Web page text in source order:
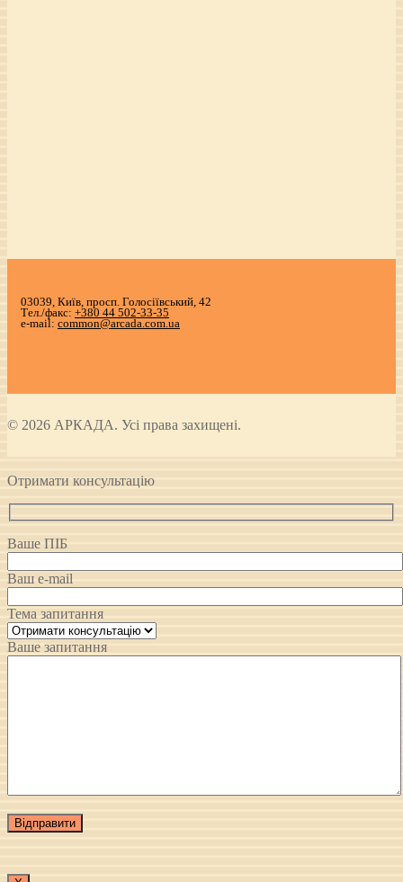
03039, Київ, просп. Голосіївський, 42
Тел./факс: +380 44 502-33-35
e-mail: common@arcada.com.ua
© 2026 АРКАДА. Усі права захищені.
Отримати консультацію
Ваше ПІБ
Ваш e-mail
Тема запитання
Ваше запитання